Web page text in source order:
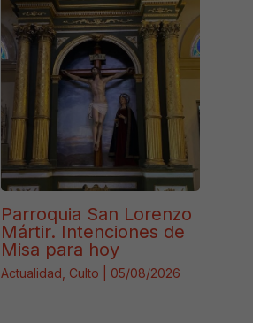
Parroquia San Lorenzo
Mártir. Intenciones de
Misa para hoy
Actualidad Culto 05/08/2026